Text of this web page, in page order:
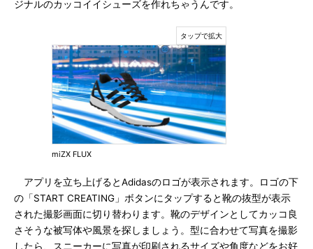
ジナルのカッコイイシューズを作れちゃうんです。
miZX FLUX
アプリを立ち上げるとAdidasのロゴが表示されます。ロゴの下
の「START CREATING」ボタンにタップすると靴の抜型が表示
された撮影画面に切り替わります。靴のデザインとしてカッコ良
さそうな被写体や風景を探しましょう。型に合わせて写真を撮影
したら、スニーカーに写真が印刷されるサイズや角度などをお好